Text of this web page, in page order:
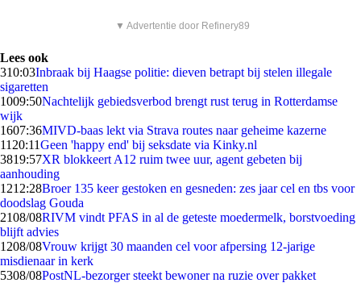
▼ Advertentie door Refinery89
Lees ook
310:03Inbraak bij Haagse politie: dieven betrapt bij stelen illegale
sigaretten
1009:50Nachtelijk gebiedsverbod brengt rust terug in Rotterdamse
wijk
1607:36MIVD-baas lekt via Strava routes naar geheime kazerne
11 20:11Geen 'happy end' bij seksdate via Kinky.nl
3819:57XR blokkeert A12 ruim twee uur, agent gebeten bij
aanhouding
1212:28Broer 135 keer gestoken en gesneden: zes jaar cel en tbs voor
doodslag Gouda
2108/08RIVM vindt PFAS in al de geteste moedermelk, borstvoeding
blijft advies
1208/08Vrouw krijgt 30 maanden cel voor afpersing 12-jarige
misdienaar in kerk
5308/08PostNL-bezorger steekt bewoner na ruzie over pakket